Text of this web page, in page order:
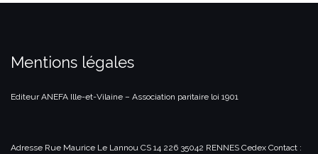
Mentions légales
EditeurANEFA Ille-et-Vilaine – Association paritaire loi 1901
Adresse Rue Maurice Le Lannou CS 14 226 35042 RENNES Cedex Contact :